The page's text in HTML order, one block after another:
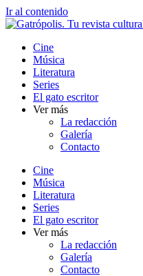
Ir al contenido
Cine
Música
Literatura
Series
El gato escritor
Ver más
La redacción
Galería
Contacto
Cine
Música
Literatura
Series
El gato escritor
Ver más
La redacción
Galería
Contacto